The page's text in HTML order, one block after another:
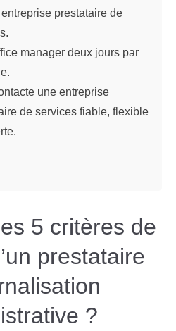
prestataire de
manager deux jours par
une entreprise
de services fiable, flexible
5 critères de
prestataire
?